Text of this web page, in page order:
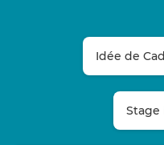
Idée de
Stage